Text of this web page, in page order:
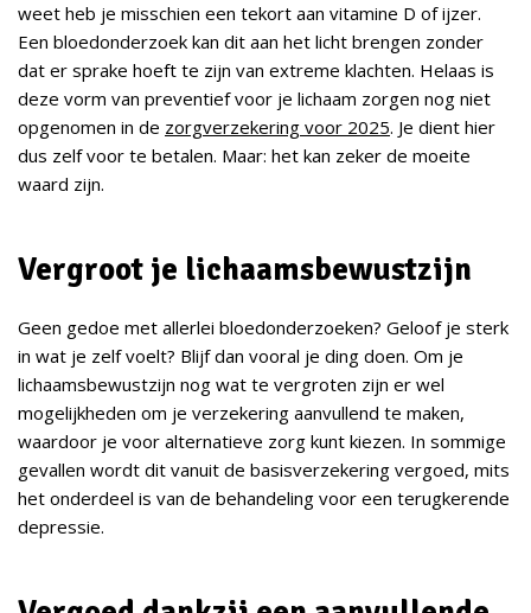
weet heb je misschien een tekort aan vitamine D of ijzer.
Een bloedonderzoek kan dit aan het licht brengen zonder
dat er sprake hoeft te zijn van extreme klachten. Helaas is
deze vorm van preventief voor je lichaam zorgen nog niet
opgenomen in de zorgverzekering voor 2025. Je dient hier
dus zelf voor te betalen. Maar: het kan zeker de moeite
waard zijn.
Vergroot je lichaamsbewustzijn
Geen gedoe met allerlei bloedonderzoeken? Geloof je sterk
in wat je zelf voelt? Blijf dan vooral je ding doen. Om je
lichaamsbewustzijn nog wat te vergroten zijn er wel
mogelijkheden om je verzekering aanvullend te maken,
waardoor je voor alternatieve zorg kunt kiezen. In sommige
gevallen wordt dit vanuit de basisverzekering vergoed, mits
het onderdeel is van de behandeling voor een terugkerende
depressie.